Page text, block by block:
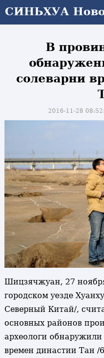
СИНЬХУА
В
солеварни
2016-11-28
Шицзячжуан, 27
городском уезде
Северный Китай/,
основных районов
археологи
времен династии Тан /